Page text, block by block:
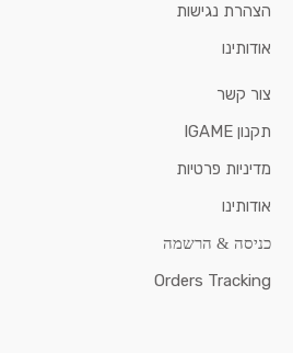
הצהרת נגישות
אודותינו
צור קשר
תקנון IGAME
מדיניות פרטיות
אודותינו
כניסה & הרשמה
Orders Tracking